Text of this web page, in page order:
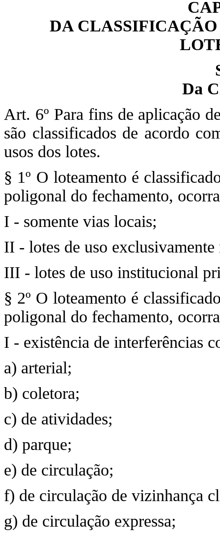
DA
Da
Art. 6º Para fins de aplicação
são classificados de acordo
usos dos lotes.
§ 1º O loteamento é
poligonal do fechamento,
I - somente vias locais;
II - lotes de uso exclusivamente
III - lotes de uso institucional
§ 2º O loteamento é
poligonal do fechamento,
I - existência de interferências
a) arterial;
b) coletora;
c) de atividades;
d) parque;
e) de circulação;
f) de circulação de vizinhança
g) de circulação expressa;